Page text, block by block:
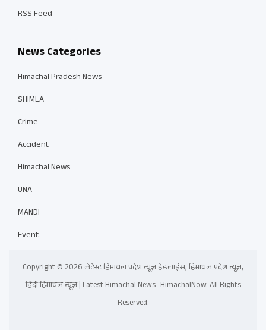
RSS Feed
News Categories
Himachal Pradesh News
SHIMLA
Crime
Accident
Himachal News
UNA
MANDI
Event
Copyright © 2026 लेटेस्ट हिमाचल प्रदेश न्यूज़ हेडलाइंस, हिमाचल प्रदेश न्यूज़,
हिंदी हिमाचल न्यूज़ | Latest Himachal News- HimachalNow. All Rights
Reserved.